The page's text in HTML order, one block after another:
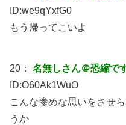
ID:we9qYxfG0
もう帰ってこいよ
20： 名無しさん＠恐縮で
ID:O60Ak1WuO
こんな惨めな思いをさせ
うか